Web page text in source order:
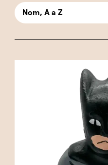
Aquests caganers
dels còmics i el
La nostra selecció
Capità Amèrica i
antiherois populars
També hi
personatges femenins
Harley Quinn, que
estil a la col·lecció.
amb gran detall i
Nom, A a Z